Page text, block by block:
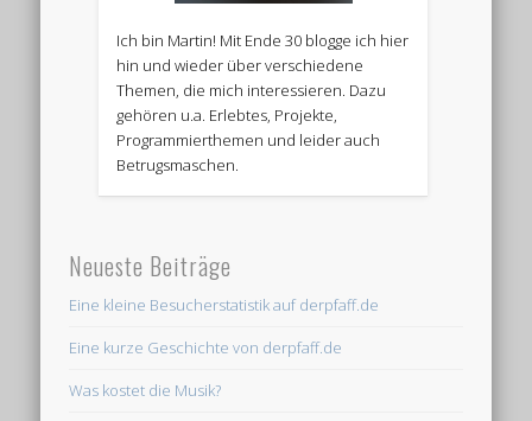
Ich bin Martin! Mit Ende 30 blogge ich hier
hin und wieder über verschiedene
Themen, die mich interessieren. Dazu
gehören u.a. Erlebtes, Projekte,
Programmierthemen und leider auch
Betrugsmaschen.
Neueste Beiträge
Eine kleine Besucherstatistik auf derpfaff.de
Eine kurze Geschichte von derpfaff.de
Was kostet die Musik?